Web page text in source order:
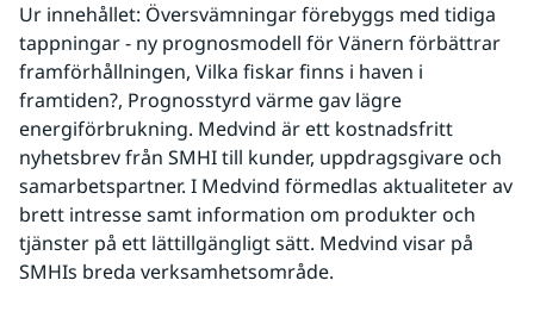
Ur innehållet: Översvämningar förebyggs med tidiga
tappningar - ny prognosmodell för Vänern förbättrar
framförhållningen, Vilka fiskar finns i haven i
framtiden?, Prognosstyrd värme gav lägre
energiförbrukning. Medvind är ett kostnadsfritt
nyhetsbrev från SMHI till kunder, uppdragsgivare och
samarbetspartner. I Medvind förmedlas aktualiteter av
brett intresse samt information om produkter och
tjänster på ett lättillgängligt sätt. Medvind visar på
SMHIs breda verksamhetsområde.